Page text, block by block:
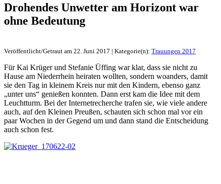
Drohendes Unwetter am Horizont war
ohne Bedeutung
Veröffentlicht/Getraut am 22. Juni 2017 | Kategorie(n): Trauungen 2017
Für Kai Krüger und Stefanie Üffing war klar, dass sie nicht zu
Hause am Niederrhein heiraten wollten, sondern woanders, damit
sie den Tag in kleinem Kreis nur mit den Kindern, ebenso ganz
„unter uns“ genießen konnten. Dann erst kam die Idee mit dem
Leuchtturm. Bei der Internetrecherche trafen sie, wie viele andere
auch, auf den Kleinen Preußen, schauten sich schon mal vor ein
paar Wochen in der Gegend um und dann stand die Entscheidung
auch schon fest.